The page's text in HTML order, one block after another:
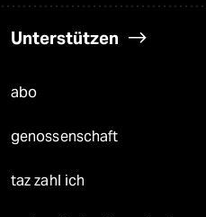
Unterstützen
abo
genossenschaft
taz zahl ich